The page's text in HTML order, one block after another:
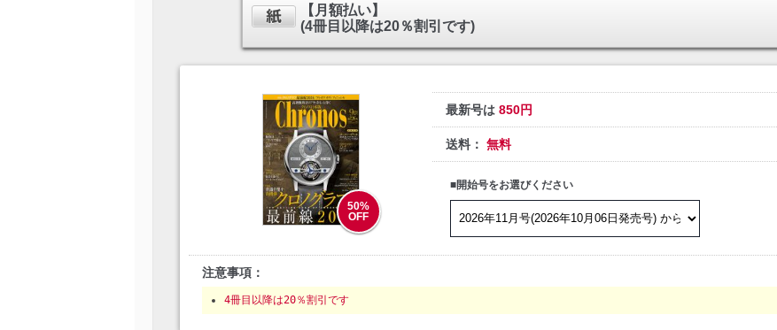
【月額払い】
(4冊目以降は20％割引です)
50%
OFF
最新号は850円
送料：無料
■開始号をお選びください
注意事項：
4冊目以降は20％割引です